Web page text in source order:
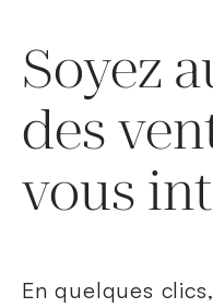
Soyez
des
vous
En quelques